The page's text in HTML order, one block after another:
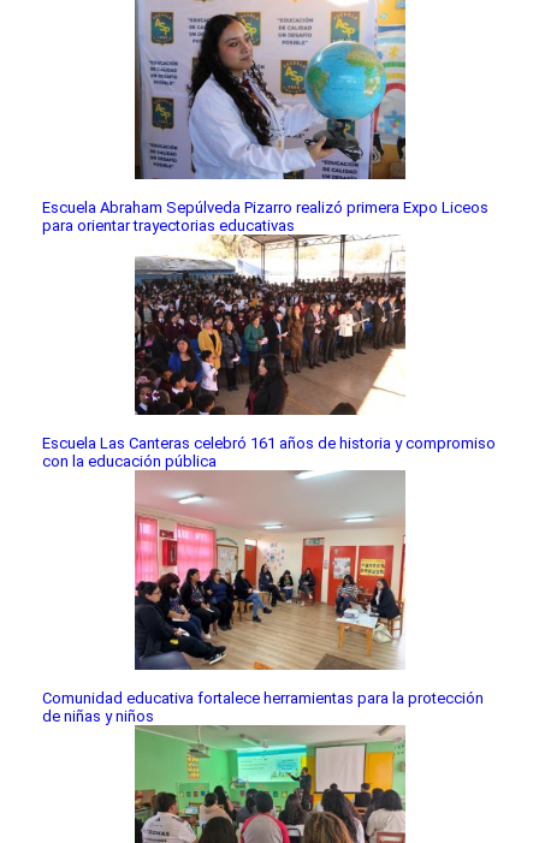
Escuela Abraham Sepúlveda Pizarro realizó primera Expo Liceos
para orientar trayectorias educativas
Escuela Las Canteras celebró 161 años de historia y compromiso
con la educación pública
Comunidad educativa fortalece herramientas para la protección
de niñas y niños